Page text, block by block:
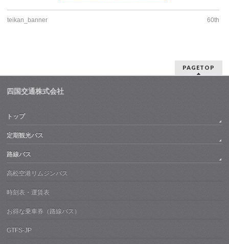
teikan_banner 60th
PAGETOP
四国交通株式会社
トップ
定期観光バス
路線バス
高松空港リムジンバス
時刻表・運賃表
お得な乗車券（路線バス）
GTFS-JP